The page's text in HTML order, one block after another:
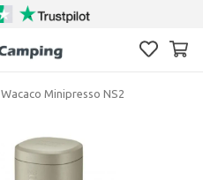
Wacaco Minipresso NS2